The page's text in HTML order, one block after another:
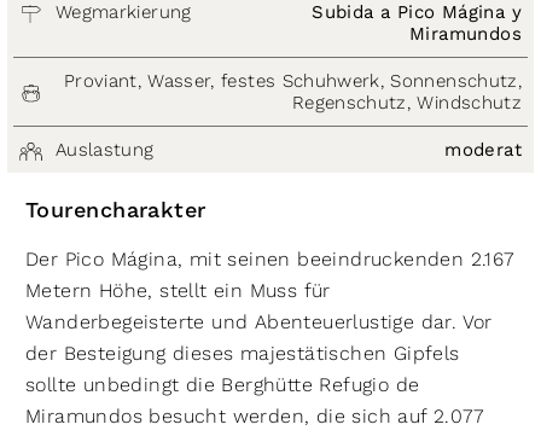
Wegmarkierung
Subida a Pico Mágina y
Miramundos
Proviant, Wasser, festes Schuhwerk, Sonnenschutz,
Regenschutz, Windschutz
Auslastung moderat
Tourencharakter
Der Pico Mágina, mit seinen beeindruckenden 2.167
Metern Höhe, stellt ein Muss für
Wanderbegeisterte und Abenteuerlustige dar. Vor
der Besteigung dieses majestätischen Gipfels
sollte unbedingt die Berghütte Refugio de
Miramundos besucht werden, die sich auf 2.077